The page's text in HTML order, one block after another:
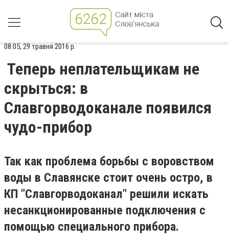
08:05, 29 травня 2016 р.
Теперь неплательщикам не
скрыться: в
Славгорводоканале появился
чудо-прибор
Так как проблема борьбы с воровством
воды в Славянске стоит очень остро, в
КП "Славгорводоканал" решили искать
несанкционированные подключения с
помощью специального прибора.